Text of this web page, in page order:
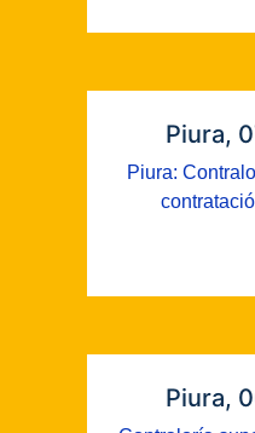
Piura,
Piura:
Piura,